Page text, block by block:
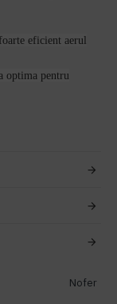
eficient aerul
optima pentru
Nofer